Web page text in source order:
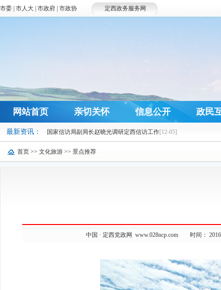
市委 市人大 市政府 市政协 定西政务服务网
网站首页 亲切关怀 信息公开 政民
最新资讯： 国家信访局副局长赵晓光调研定西信访工作[12-05]
唐晓明：认真学习宣传贯彻党的十九大精神 …
首页 >> 文化旅游 >> 景点推荐
中国 · 定西党政网 www.028ncp.com 时间：